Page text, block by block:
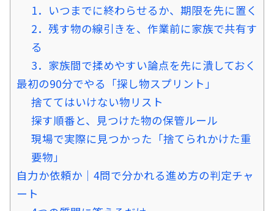
1．いつまでに終わらせるか、期限を先に置く
2．残す物の線引きを、作業前に家族で共有す
る
3．家族間で揉めやすい論点を先に潰しておく
最初の90分でやる「探し物スプリント」
捨ててはいけない物リスト
探す順番と、見つけた物の保管ルール
現場で実際に見つかった「捨てられかけた重
要物」
自力か依頼か｜4問で分かれる進め方の判定チャ
ート